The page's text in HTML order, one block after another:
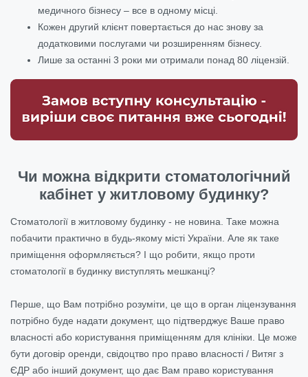
медичного бізнесу – все в одному місці.
Кожен другий клієнт повертається до нас знову за
додатковими послугами чи розширенням бізнесу.
Лише за останні 3 роки ми отримали понад 80 ліцензій.
Чи можна відкрити стоматологічний
кабінет у житловому будинку?
Стоматології в житловому будинку - не новина. Таке можна
побачити практично в будь-якому місті України. Але як таке
приміщення оформляється? І що робити, якщо проти
стоматології в будинку виступлять мешканці?
Перше, що Вам потрібно розуміти, це що в орган ліцензування
потрібно буде надати документ, що підтверджує Ваше право
власності або користування приміщенням для клініки. Це може
бути договір оренди, свідоцтво про право власності / Витяг з
ЄДР або інший документ, що дає Вам право користування